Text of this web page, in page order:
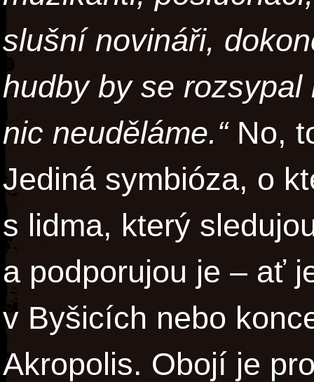
slušní novináři,
hudby by se
nic neuděláme.“No,
Jediná symbióza, o
s lidma, který
a podporujou je – ať
v Byšicích nebo
Akropolis. Obojí je